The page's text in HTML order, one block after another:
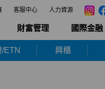
客服中心 人力資源
財富管理 國際金融
ETN 興櫃